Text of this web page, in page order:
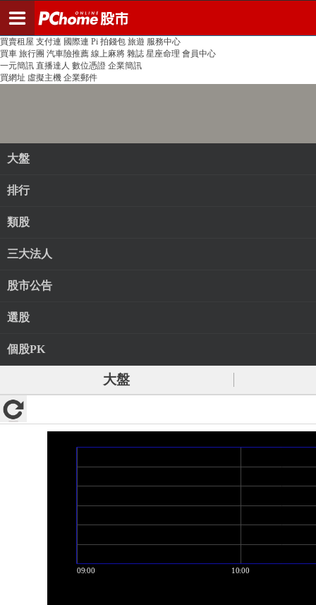
PChome首頁 線上購物 24h購物 書店
買賣租屋 支付連 國際連 Pi 拍錢包 旅遊 服務中心
買車 旅行團 汽車險推薦 線上麻將 雜誌 星座命理 會員中心
一元簡訊 直播達人 數位憑證 企業簡訊
買網址 虛擬主機 企業郵件
大盤
排行
類股
三大法人
股市公告
選股
個股PK
大盤